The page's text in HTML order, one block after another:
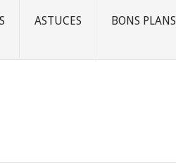
ASTUCES BONS PLANS